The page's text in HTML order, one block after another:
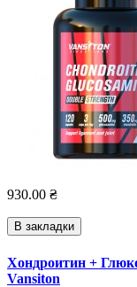
930.00 ₴
В закладки
Хондроитин +
Vansiton